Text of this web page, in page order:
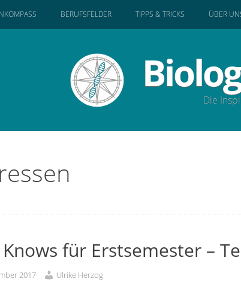
BERUFSFELDER TIPPS & TRICKS ÜBER
Die
für Erstsemester –
2017 Ulrike Herzog